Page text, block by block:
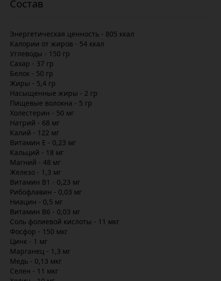
Энергетическая ценность - 805 ккал
Калории от жиров - 54 ккал
Углеводы - 150 гр
Сахар - 37 гр
Белок - 50 гр
Жиры - 5,4 гр
Насыщенные жиры - 2 гр
Пищевые волокна - 5 гр
Холестерин - 50 мг
Натрий - 68 мг
Калий - 122 мг
Витамин Е - 0,23 мг
Кальций - 18 мг
Магний - 48 мг
Железо - 1,3 мг
Витамин В1 - 0,23 мг
Рибофлавин - 0,03 мг
Ниацин - 0,5 мг
Витамин В6 - 0,03 мг
Соль фолиевой кислоты - 11 мкг
Фосфор - 150 мкг
Цинк - 1 мг
Марганец - 1,3 мг
Медь - 0,13 мкг
Селен - 11 мкг